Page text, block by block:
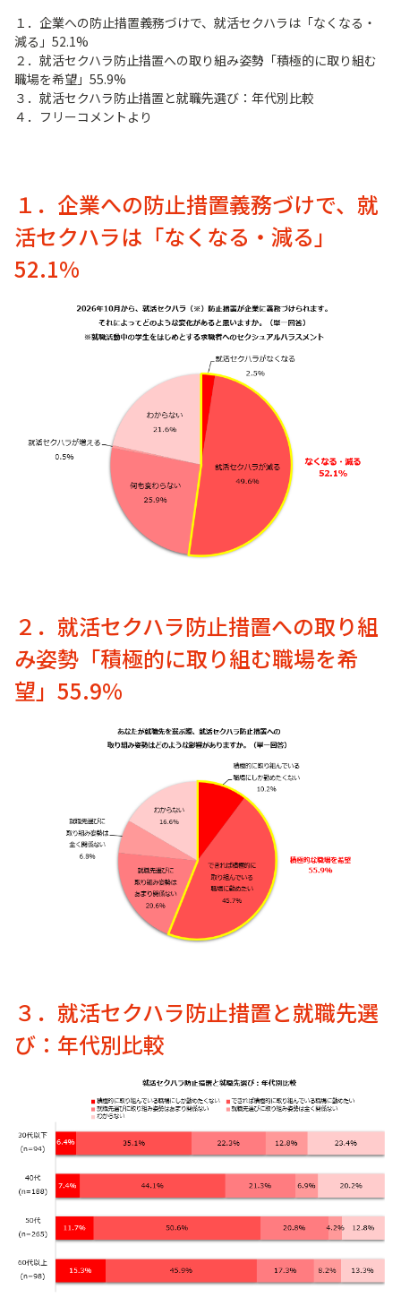
１．企業への防止措置義務づけで、就活セクハラは「なくなる・
減る」52.1%
２．就活セクハラ防止措置への取り組み姿勢「積極的に取り組む
職場を希望」55.9%
３．就活セクハラ防止措置と就職先選び：年代別比較
４．フリーコメントより
１．企業への防止措置義務づけで、就
活セクハラは「なくなる・減る」
52.1%
２．就活セクハラ防止措置への取り組
み姿勢「積極的に取り組む職場を希
望」55.9%
３．就活セクハラ防止措置と就職先選
び：年代別比較